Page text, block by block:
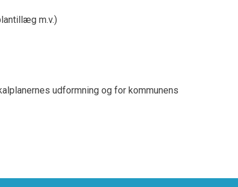
m.v.)
udformning og for kommunens